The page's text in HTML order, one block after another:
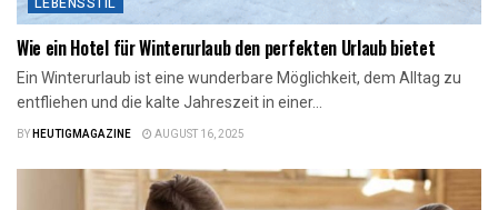
Wie ein Hotel für Winterurlaub den perfekten Urlaub bietet
Ein Winterurlaub ist eine wunderbare Möglichkeit, dem Alltag zu
entfliehen und die kalte Jahreszeit in einer...
BYHEUTIGMAGAZINE AUGUST 16, 2025